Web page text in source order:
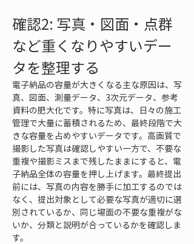
確認2: 写真・図面・点群
など重くなりやすいデー
タを整理する
電子納品の容量が大きくなる主な原因は、写
真、図面、測量データ、3次元データ、参考
資料の肥大化です。特に写真は、日々の施工
管理で大量に蓄積されるため、最終段階で大
きな容量を占めやすいデータです。高画質で
撮影した写真は確認しやすい一方で、不要な
重複や撮影ミスまで残したままにすると、電
子納品全体の容量を押し上げます。最終提出
前には、写真の内容を勝手に加工するのでは
なく、提出対象として必要な写真が適切に選
別されているか、同じ場面の不要な重複がな
いか、分類と説明が合っているかを確認しま
す。